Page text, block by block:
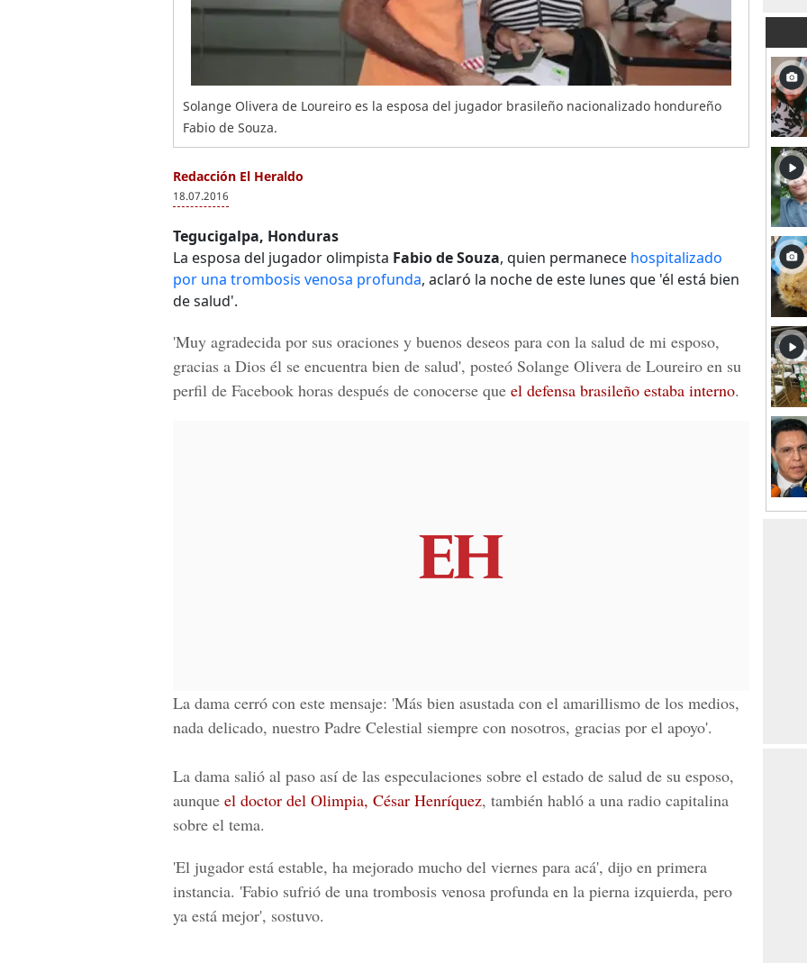
Solange Olivera de Loureiro es la esposa del jugador brasileño nacionalizado hondureño
Fabio de Souza.
Redacción El Heraldo
18.07.2016
Tegucigalpa, Honduras
La esposa del jugador olimpista Fabio de Souza, quien permanece hospitalizado
por una trombosis venosa profunda, aclaró la noche de este lunes que 'él está bien
de salud'.
'Muy agradecida por sus oraciones y buenos deseos para con la salud de mi esposo,
gracias a Dios él se encuentra bien de salud', posteó Solange Olivera de Loureiro en su
perfil de Facebook horas después de conocerse que el defensa brasileño estaba interno.
La dama cerró con este mensaje: 'Más bien asustada con el amarillismo de los medios,
nada delicado, nuestro Padre Celestial siempre con nosotros, gracias por el apoyo'.
La dama salió al paso así de las especulaciones sobre el estado de salud de su esposo,
aunque el doctor del Olimpia, César Henríquez, también habló a una radio capitalina
sobre el tema.
'El jugador está estable, ha mejorado mucho del viernes para acá', dijo en primera
instancia. 'Fabio sufrió de una trombosis venosa profunda en la pierna izquierda, pero
ya está mejor', sostuvo.